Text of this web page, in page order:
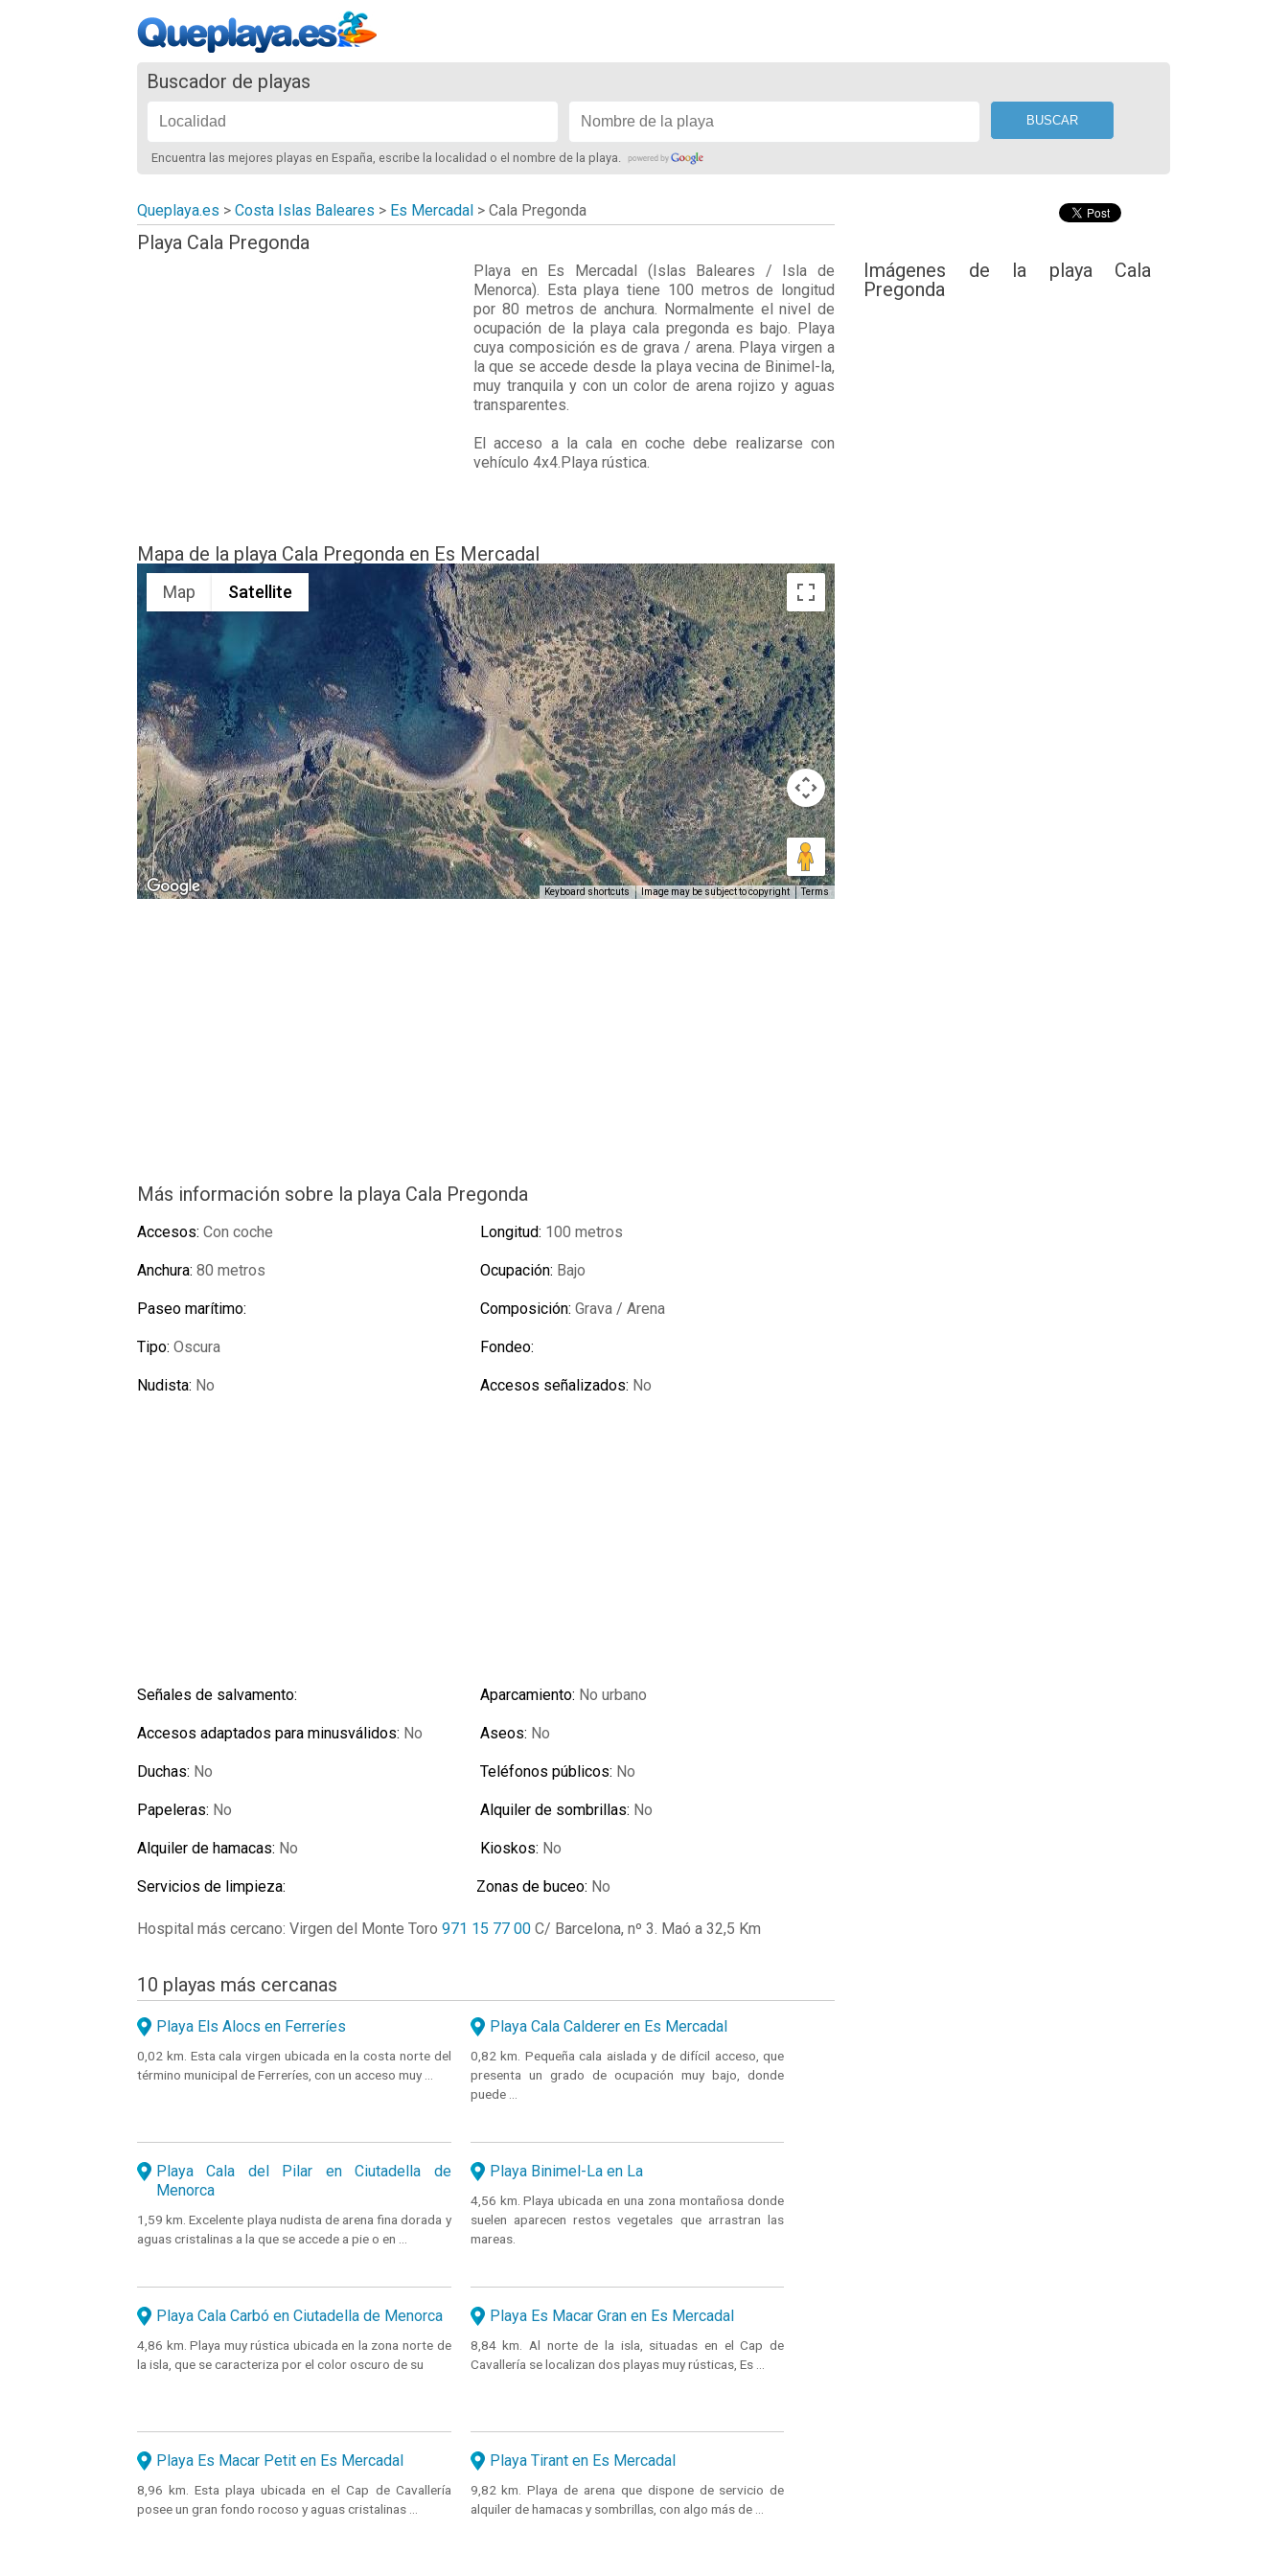
Buscador de playas
Encuentra las mejores playas en España, escribe la localidad o el nombre de la playa.
Queplaya.es > Costa Islas Baleares > Es Mercadal > Cala Pregonda
Playa Cala Pregonda
Playa en Es Mercadal (Islas Baleares / Isla de
Menorca). Esta playa tiene 100 metros de longitud
por 80 metros de anchura. Normalmente el nivel de
ocupación de la playa cala pregonda es bajo. Playa
cuya composición es de grava / arena. Playa virgen a
la que se accede desde la playa vecina de Binimel-la,
muy tranquila y con un color de arena rojizo y aguas
transparentes.
El acceso a la cala en coche debe realizarse con
vehículo 4x4.Playa rústica.
Mapa de la playa Cala Pregonda en Es Mercadal
Map Satellite
Keyboard shortcuts Image may be subject to copyright Terms
Más información sobre la playa Cala Pregonda
Accesos: Con coche Longitud: 100 metros
Anchura: 80 metros Ocupación: Bajo
Paseo marítimo: Composición: Grava / Arena
Tipo: Oscura Fondeo:
Nudista: No Accesos señalizados: No
Señales de salvamento: Aparcamiento: No urbano
Accesos adaptados para minusválidos: No Aseos: No
Duchas: No Teléfonos públicos: No
Papeleras: No Alquiler de sombrillas: No
Alquiler de hamacas: No Kioskos: No
Servicios de limpieza: Zonas de buceo: No
Hospital más cercano: Virgen del Monte Toro 971 15 77 00 C/ Barcelona, nº 3. Maó a 32,5 Km
10 playas más cercanas
Playa Els Alocs en Ferreríes
0,02 km. Esta cala virgen ubicada en la costa norte del
término municipal de Ferreríes, con un acceso muy ...
Playa Cala Calderer en Es Mercadal
0,82 km. Pequeña cala aislada y de difícil acceso, que
presenta un grado de ocupación muy bajo, donde
puede ...
Playa Cala del Pilar en Ciutadella de
Menorca
1,59 km. Excelente playa nudista de arena fina dorada y
aguas cristalinas a la que se accede a pie o en ...
Playa Binimel-La en La
4,56 km. Playa ubicada en una zona montañosa donde
suelen aparecen restos vegetales que arrastran las
mareas.
Playa Cala Carbó en Ciutadella de Menorca
4,86 km. Playa muy rústica ubicada en la zona norte de
la isla, que se caracteriza por el color oscuro de su
Playa Es Macar Gran en Es Mercadal
8,84 km. Al norte de la isla, situadas en el Cap de
Cavallería se localizan dos playas muy rústicas, Es ...
Playa Es Macar Petit en Es Mercadal
8,96 km. Esta playa ubicada en el Cap de Cavallería
posee un gran fondo rocoso y aguas cristalinas ...
Playa Tirant en Es Mercadal
9,82 km. Playa de arena que dispone de servicio de
alquiler de hamacas y sombrillas, con algo más de ...
Imágenes de la playa Cala
Pregonda